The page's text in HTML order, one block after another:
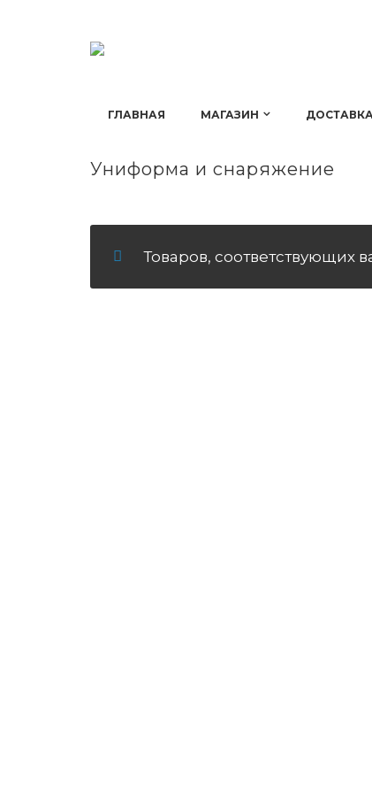
ГЛАВНАЯ МАГАЗИН
Униформа и снаряжение
Товаров, соответствующих